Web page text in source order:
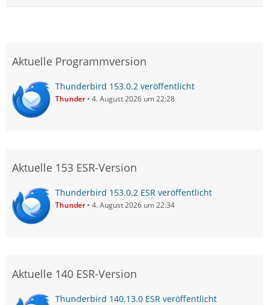
Aktuelle Programmversion
Thunderbird 153.0.2 veröffentlicht
Thunder 4. August 2026 um 22:28
Aktuelle 153 ESR-Version
Thunderbird 153.0.2 ESR veröffentlicht
Thunder 4. August 2026 um 22:34
Aktuelle 140 ESR-Version
Thunderbird 140.13.0 ESR veröffentlicht